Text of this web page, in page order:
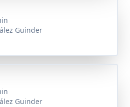
Guinder
Guinder